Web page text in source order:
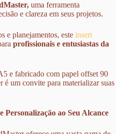
uma ferramenta
e clareza em seus projetos.
e planejamentos, este insert
profissionais e entusiastas da
e fabricado com papel offset 90
é um convite para materializar suas
Personalização ao Seu Alcance